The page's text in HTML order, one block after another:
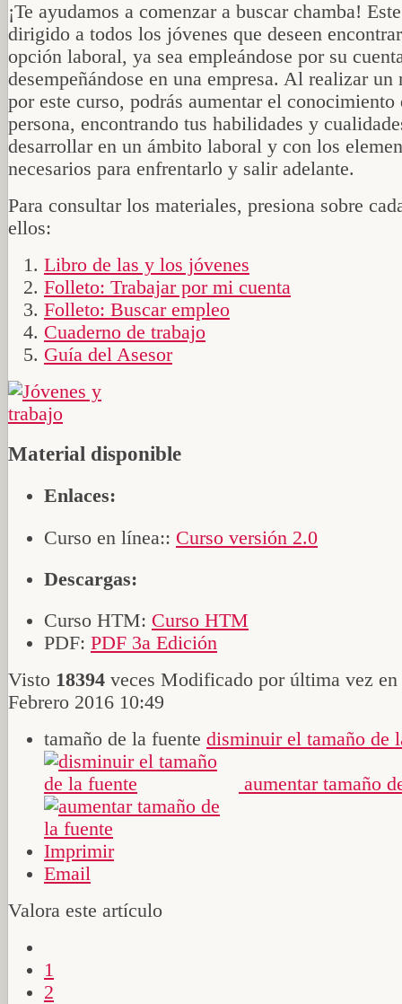
¡Te ayudamos a comenzar a buscar chamba!
dirigido a todos los jóvenes que deseen
opción laboral, ya sea empleándose por su
desempeñándose en una empresa. Al realizar un
por este curso, podrás aumentar el conocimiento
persona, encontrando tus habilidades y
desarrollar en un ámbito laboral y con los
necesarios para enfrentarlo y salir adelante.
Para consultar los materiales, presiona sobre
ellos:
Libro de las y los jóvenes
Folleto: Trabajar por mi cuenta
Folleto: Buscar empleo
Cuaderno de trabajo
Guía del Asesor
Material disponible
Enlaces:
Curso en línea:: Curso versión 2.0
Descargas:
Curso HTM: Curso HTM
PDF: PDF 3a Edición
Visto 18394 veces Modificado por última vez en
Febrero 2016 10:49
tamaño de la fuente disminuir el tamaño de
aumentar tamaño
Imprimir
Email
Valora este artículo
1
2